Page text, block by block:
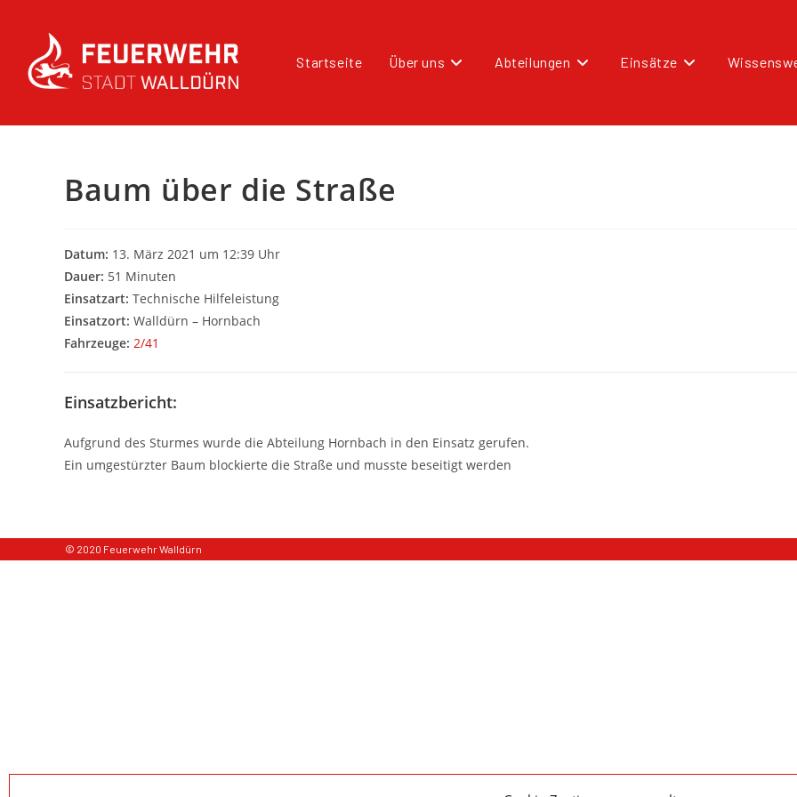
Startseite Über uns Abteilungen Einsätze
Baum über die Straße
Datum: 13. März 2021 um 12:39 Uhr
Dauer: 51 Minuten
Einsatzart: Technische Hilfeleistung
Einsatzort: Walldürn – Hornbach
Fahrzeuge: 2/41
Einsatzbericht:
Aufgrund des Sturmes wurde die Abteilung Hornbach in den Einsatz gerufen.
Ein umgestürzter Baum blockierte die Straße und musste beseitigt werden
© 2020 Feuerwehr Walldürn